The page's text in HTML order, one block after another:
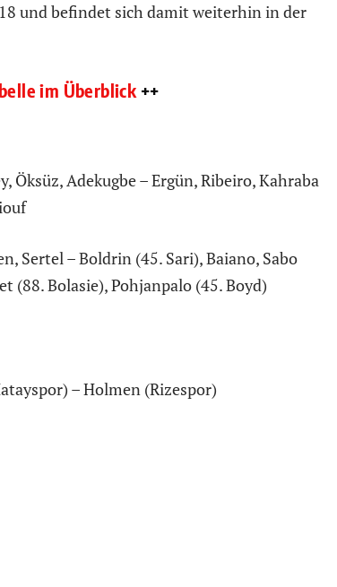
und befindet sich damit weiterhin in der
im Überblick ++
Öksüz, Adekugbe – Ergün, Ribeiro, Kahraba
Sertel – Boldrin (45. Sari), Baiano, Sabo
(88. Bolasie), Pohjanpalo (45. Boyd)
– Holmen (Rizespor)